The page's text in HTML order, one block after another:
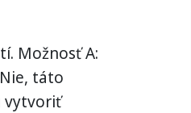
Možnosť A:
táto
vytvoriť